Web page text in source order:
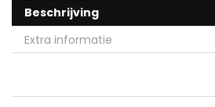
Beschrijving
Extra informatie